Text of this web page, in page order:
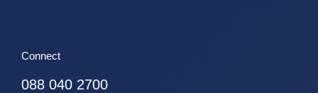
Connect
088 040 2700